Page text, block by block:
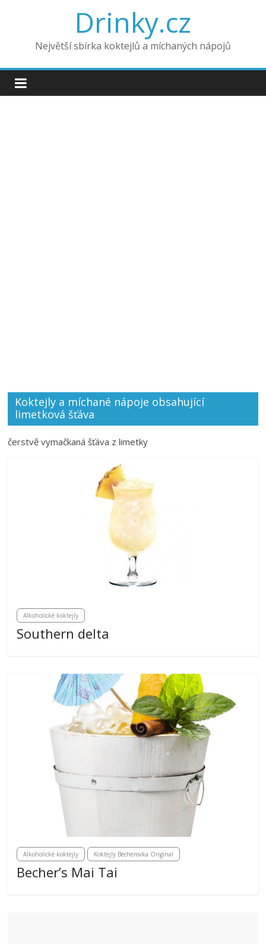
Drinky.cz
Největší sbírka koktejlů a míchaných nápojů
Koktejly a míchané nápoje obsahující
limetková šťáva
čerstvě vymačkaná šťáva z limetky
Alkoholické koktejly
Southern delta
Alkoholické koktejly Koktejly Becherovka Original
Becher’s Mai Tai